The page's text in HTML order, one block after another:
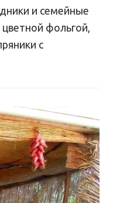
и семейные
фольгой,
с